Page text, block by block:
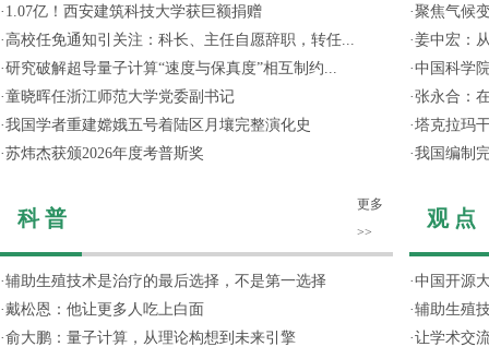
· 1.07亿！西安建筑科技大学获巨额捐赠
· 高校任免通知引关注：科长、主任自愿辞职，转任...
·研究破解超导量子计算“速度与保真度”相互制约...
·童晓晖任浙江师范大学党委副书记
·我国学者重建嫦娥五号着陆区月壤完整演化史
·苏炜杰获颁2026年度考普斯奖
科 普
更多
>>
·辅助生殖技术是治疗的最后选择，不是第一选择
·戴松恩：他让更多人吃上白面
·俞大鹏：量子计算，从理论构想到未来引擎
·聚焦气候
·姜中宏：
·中国科学
·张永合：
·塔克拉玛
·我国编制
观 点
·中国开源
·辅助生殖
·让学术交